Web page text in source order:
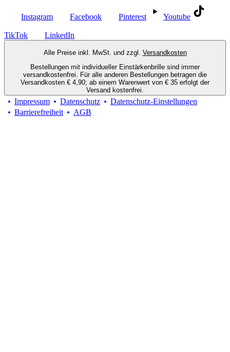
Instagram Facebook Pinterest Youtube
TikTok LinkedIn
Alle Preise inkl. MwSt. und zzgl. Versandkosten
Bestellungen mit individueller Einstärkenbrille sind immer
versandkostenfrei. Für alle anderen Bestellungen betragen die
Versandkosten € 4,90; ab einem Warenwert von € 35 erfolgt der
Versand kostenfrei.
Impressum Datenschutz
Datenschutz-Einstellungen
Barrierefreiheit
AGB